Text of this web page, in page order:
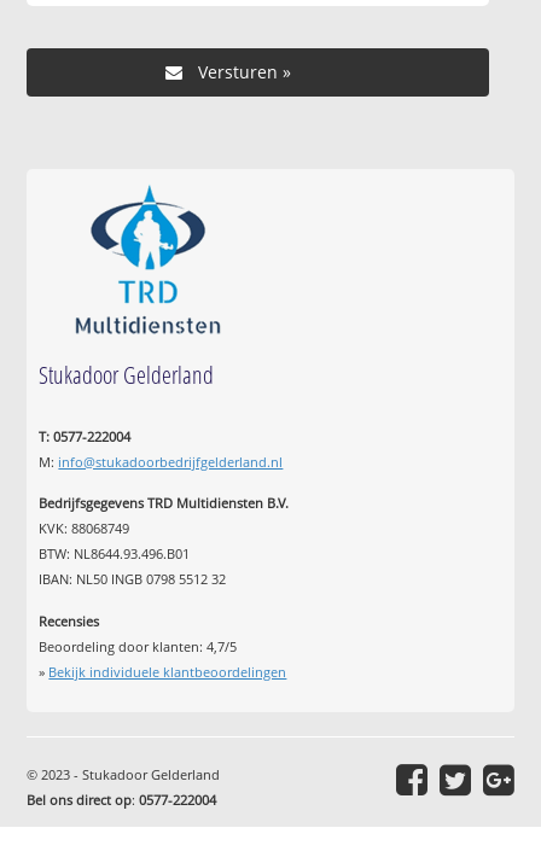
Stukadoor Gelderland
T: 0577-222004
M: info@stukadoorbedrijfgelderland.nl
Bedrijfsgegevens TRD Multidiensten B.V.
KVK: 88068749
BTW: NL8644.93.496.B01
IBAN: NL50 INGB 0798 5512 32
Recensies
Beoordeling door klanten:4,7/5
» Bekijk individuele klantbeoordelingen
© 2023 - Stukadoor Gelderland
Bel ons direct op:0577-222004